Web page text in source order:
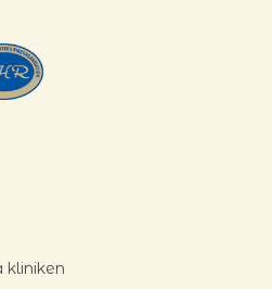
kliniken